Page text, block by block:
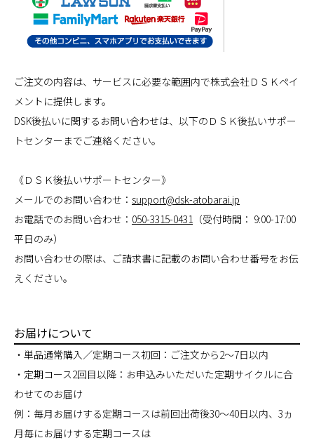
ご注文の内容は、サービスに必要な範囲内で株式会社ＤＳＫペイ
メントに提供します。
DSK後払いに関するお問い合わせは、以下のＤＳＫ後払いサポー
トセンターまでご連絡ください。
《ＤＳＫ後払いサポートセンター》
メールでのお問い合わせ： support@dsk-atobarai.jp
お電話でのお問い合わせ： 050-3315-0431 （受付時間： 9:00-17:00
平日のみ）
お問い合わせの際は、ご請求書に記載のお問い合わせ番号をお伝
えください。
お届けについて
・単品通常購入／定期コース初回：ご注文から2～7日以内
・定期コース2回目以降：お申込みいただいた定期サイクルに合
わせてのお届け
例：毎月お届けする定期コースは前回出荷後30～40日以内、3ヵ
月毎にお届けする定期コースは